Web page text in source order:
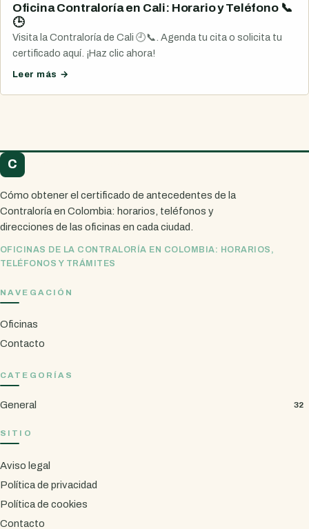
Oficina Contraloría en Cali: Horario y Teléfono 📞
🕒
Visita la Contraloría de Cali 🕘📞. Agenda tu cita o solicita tu
certificado aquí. ¡Haz clic ahora!
Leer más →
C
Cómo obtener el certificado de antecedentes de la
Contraloría en Colombia: horarios, teléfonos y
direcciones de las oficinas en cada ciudad.
OFICINAS DE LA CONTRALORÍA EN COLOMBIA: HORARIOS,
TELÉFONOS Y TRÁMITES
NAVEGACIÓN
Oficinas
Contacto
CATEGORÍAS
General 32
SITIO
Aviso legal
Política de privacidad
Política de cookies
Contacto